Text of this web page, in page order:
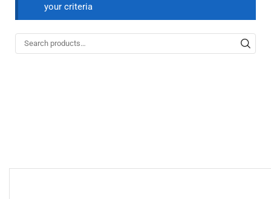
your criteria